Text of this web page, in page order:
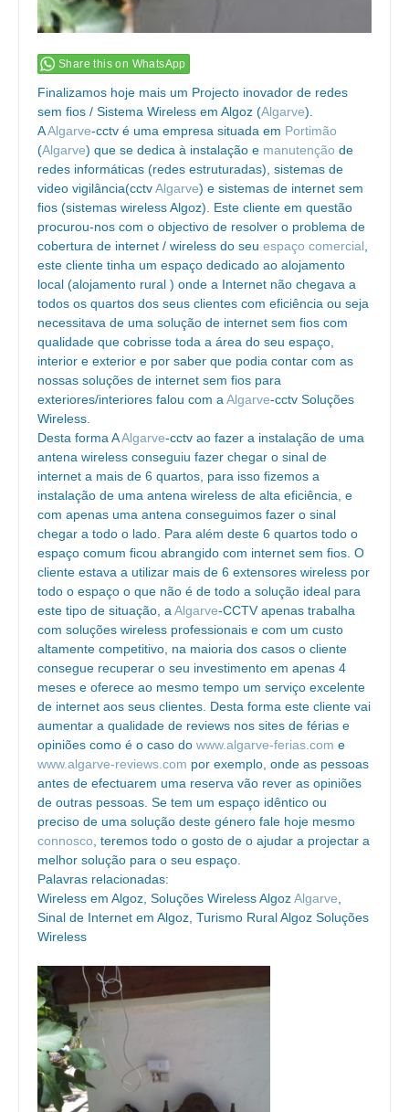
Share this on WhatsApp
Finalizamos hoje mais um Projecto inovador de redes
sem fios / Sistema Wireless em Algoz (Algarve).
AAlgarve-cctv é uma empresa situada em Portimão
(Algarve) que se dedica à instalação e manutenção de
redes informáticas (redes estruturadas), sistemas de
video vigilância(cctvAlgarve) e sistemas de internet sem
fios (sistemas wireless Algoz). Este cliente em questão
procurou-nos com o objectivo de resolver o problema de
cobertura de internet / wireless do seu espaço comercial
este cliente tinha um espaço dedicado ao alojamento
local (alojamento rural ) onde a Internet não chegava a
todos os quartos dos seus clientes com eficiência ou seja
necessitava de uma solução de internet sem fios com
qualidade que cobrisse toda a área do seu espaço,
interior e exterior e por saber que podia contar com as
nossas soluções de internet sem fios para
exteriores/interiores falou com a Algarve-cctv Soluções
Wireless.
Desta forma AAlgarve-cctv ao fazer a instalação de uma
antena wireless conseguiu fazer chegar o sinal de
internet a mais de 6 quartos, para isso fizemos a
instalação de uma antena wireless de alta eficiência, e
com apenas uma antena conseguimos fazer o sinal
chegar a todo o lado. Para além deste 6 quartos todo o
espaço comum ficou abrangido com internet sem fios. O
cliente estava a utilizar mais de 6 extensores wireless por
todo o espaço o que não é de todo a solução ideal para
este tipo de situação, a Algarve-CCTV apenas trabalha
com soluções wireless professionais e com um custo
altamente competitivo, na maioria dos casos o cliente
consegue recuperar o seu investimento em apenas 4
meses e oferece ao mesmo tempo um serviço excelente
de internet aos seus clientes. Desta forma este cliente vai
aumentar a qualidade de reviews nos sites de férias e
opiniões como é o caso do www.algarve-ferias.com e
www.algarve-reviews.com por exemplo, onde as pessoas
antes de efectuarem uma reserva vão rever as opiniões
de outras pessoas. Se tem um espaço idêntico ou
preciso de uma solução deste género fale hoje mesmo
connosco , teremos todo o gosto de o ajudar a projectar a
melhor solução para o seu espaço.
Palavras relacionadas:
Wireless em Algoz, Soluções Wireless AlgozAlgarve
Sinal de Internet em Algoz, Turismo Rural Algoz Soluções
Wireless